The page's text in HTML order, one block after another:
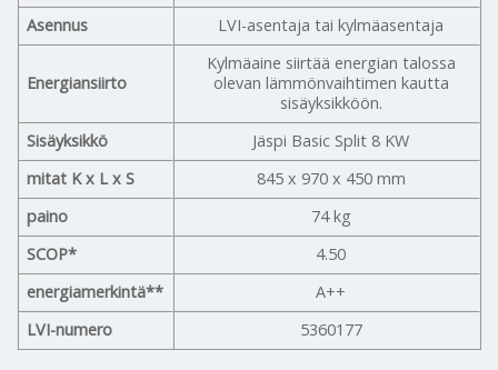
Asennus LVI-asentaja tai kylmäasentaja
Energiansiirto
Kylmäaine siirtää energian talossa
olevan lämmönvaihtimen kautta
sisäyksikköön.
Sisäyksikkö
Jäspi Basic Split 8 KW
mitat K x L x S
845 x 970 x 450 mm
paino
74 kg
SCOP*
4.50
energiamerkintä**
A++
LVI-numero
5360177